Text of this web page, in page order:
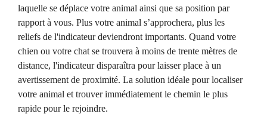
laquelle se déplace votre animal ainsi que sa position par
rapport à vous. Plus votre animal s’approchera, plus les
reliefs de l'indicateur deviendront importants. Quand votre
chien ou votre chat se trouvera à moins de trente mètres de
distance, l'indicateur disparaîtra pour laisser place à un
avertissement de proximité. La solution idéale pour localiser
votre animal et trouver immédiatement le chemin le plus
rapide pour le rejoindre.